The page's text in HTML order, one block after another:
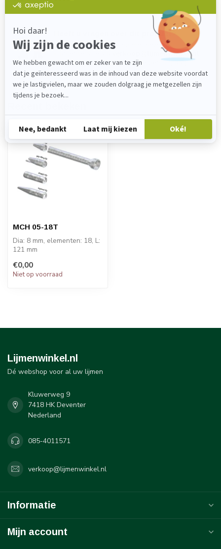
Heeft u vragen over dit product?
Neem gerust contact op met onze
verkoop@lijmenwinkel.nl
of+31 (0)85 4011571 . Wij helpen u graag!
MCH 05-18T
Dia: 8 mm, elementen: 18, L:
121 mm
STATOMIX™ MCH en
€0,00
Niet op voorraad
Lijmenwinkel.nl
Dé webshop voor al uw lijmen
Kluwerweg 9
7418 HK Deventer
Nederland
085-4011571
verkoop@lijmenwinkel.nl
Informatie
Mijn account